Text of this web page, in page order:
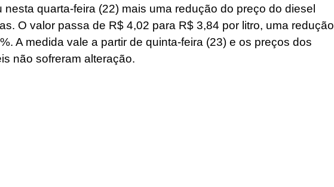
nesta quarta-feira (22) mais uma redução do preço do diesel
O valor passa de R$ 4,02 para R$ 3,84 por litro, uma redução
A medida vale a partir de quinta-feira (23) e os preços dos
não sofreram alteração.